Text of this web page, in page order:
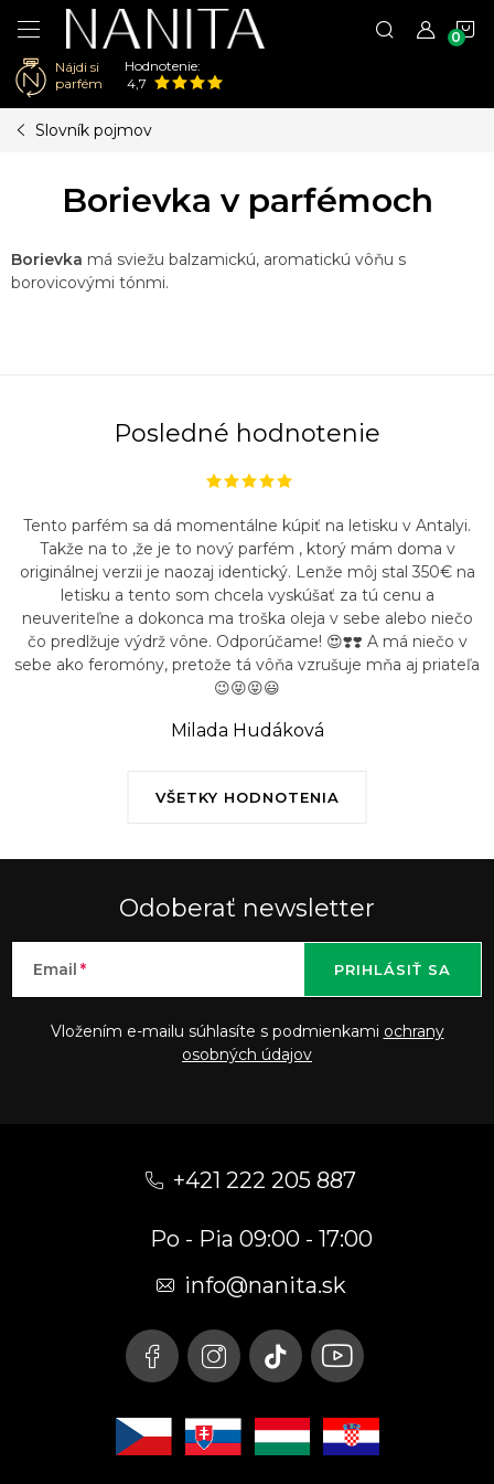
Nájdi si
parfém
Hodnotenie:
4,7
Slovník pojmov
Borievka v parfémoch
Borievka má sviežu balzamickú, aromatickú vôňu s
borovicovými tónmi.
Posledné hodnotenie
VŠETKY HODNOTENIA
Tento parfém sa dá momentálne kúpiť na letisku v Antalyi.
Takže na to ,že je to nový parfém , ktorý mám doma v
originálnej verzii je naozaj identický. Lenže môj stal 350€ na
letisku a tento som chcela vyskúšať za tú cenu a
neuveriteľne a dokonca ma troška oleja v sebe alebo niečo
čo predlžuje výdrž vône. Odporúčame! 😍❣️❣️ A má niečo v
sebe ako feromóny, pretože tá vôňa vzrušuje mňa aj priateľa
😉😝😝😃
Milada Hudáková
Odoberať newsletter
Email
Vložením e-mailu súhlasíte s podmienkami ochrany
osobných údajov
PRIHLÁSIŤ SA
+421 222 205 887
Po - Pia 09:00 - 17:00
info@nanita.sk